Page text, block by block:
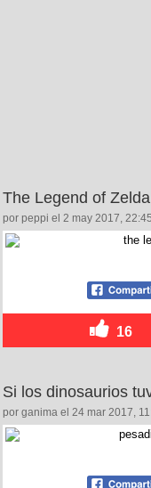
The Legend of
por peppi el 2 may 2017, 22:45
16
Si los dinosaurios
por ganima el 24 mar 2017,